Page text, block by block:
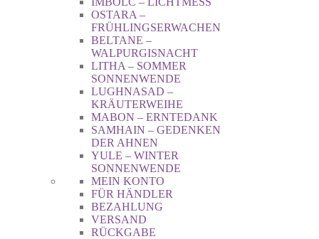
OSTARA –
FRÜHLINGSERWACHEN
BELTANE –
WALPURGISNACHT
LITHA – SOMMER
SONNENWENDE
LUGHNASAD –
KRÄUTERWEIHE
MABON – ERNTEDANK
SAMHAIN – GEDENKEN
DER AHNEN
YULE – WINTER
SONNENWENDE
MEIN KONTO
FÜR HÄNDLER
BEZAHLUNG
VERSAND
RÜCKGABE